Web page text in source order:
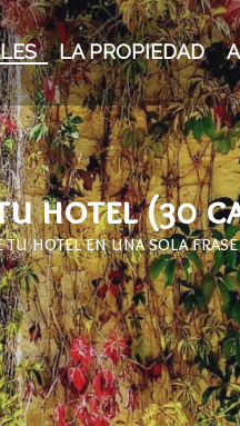
LA PROPIEDAD
hotel (30
tu hotel en una sola frase